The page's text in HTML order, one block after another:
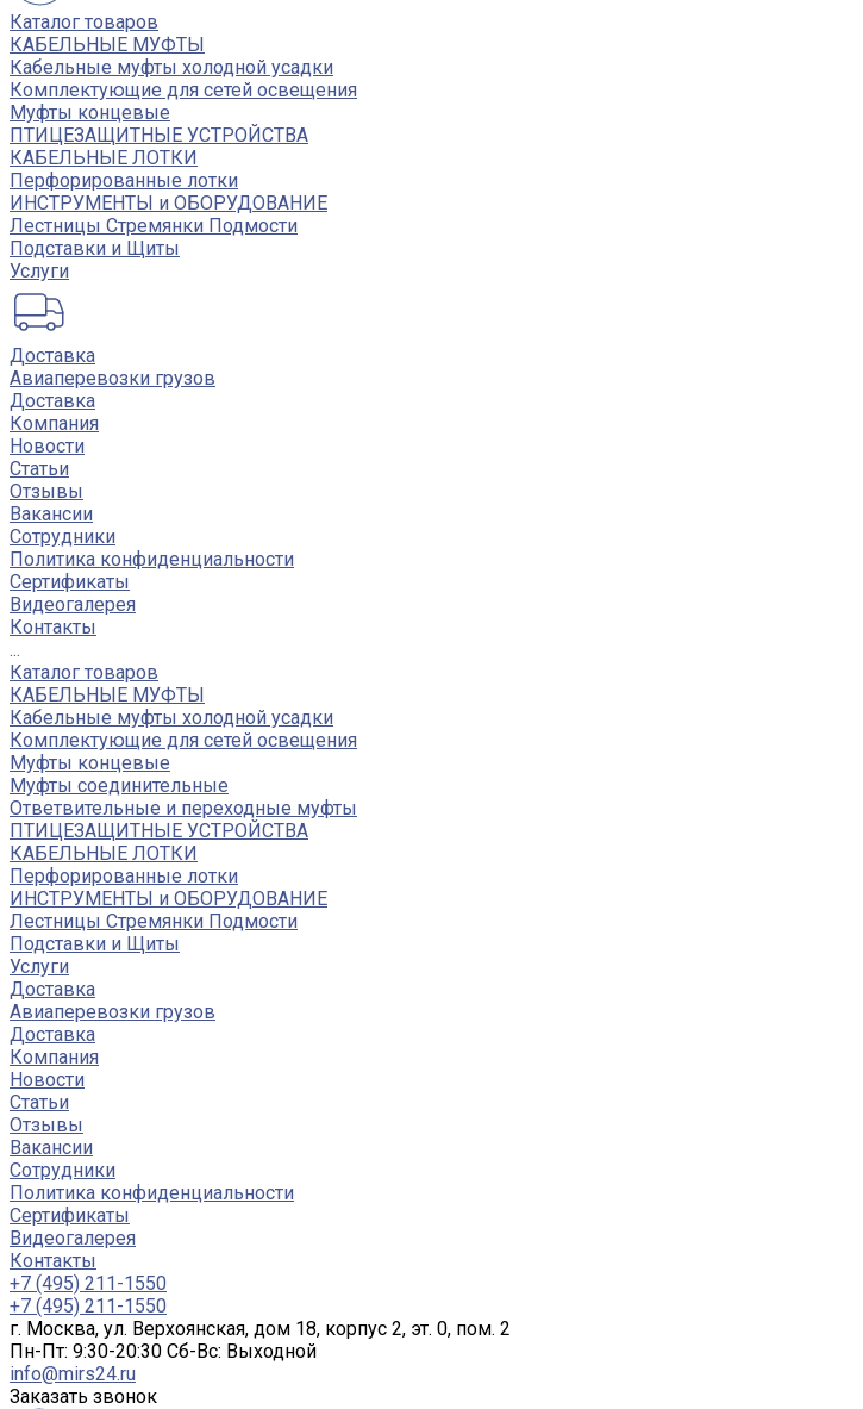
Каталог товаров
КАБЕЛЬНЫЕ МУФТЫ
Кабельные муфты холодной усадки
Комплектующие для сетей освещения
Муфты концевые
ПТИЦЕЗАЩИТНЫЕ УСТРОЙСТВА
КАБЕЛЬНЫЕ ЛОТКИ
Перфорированные лотки
ИНСТРУМЕНТЫ и ОБОРУДОВАНИЕ
Лестницы Стремянки Подмости
Подставки и Щиты
Услуги
Доставка
Авиаперевозки грузов
Доставка
Компания
Новости
Статьи
Отзывы
Вакансии
Сотрудники
Политика конфиденциальности
Сертификаты
Видеогалерея
Контакты
...
Каталог товаров
КАБЕЛЬНЫЕ МУФТЫ
Кабельные муфты холодной усадки
Комплектующие для сетей освещения
Муфты концевые
Муфты соединительные
Ответвительные и переходные муфты
ПТИЦЕЗАЩИТНЫЕ УСТРОЙСТВА
КАБЕЛЬНЫЕ ЛОТКИ
Перфорированные лотки
ИНСТРУМЕНТЫ и ОБОРУДОВАНИЕ
Лестницы Стремянки Подмости
Подставки и Щиты
Услуги
Доставка
Авиаперевозки грузов
Доставка
Компания
Новости
Статьи
Отзывы
Вакансии
Сотрудники
Политика конфиденциальности
Сертификаты
Видеогалерея
Контакты
+7 (495) 211-1550
+7 (495) 211-1550
г. Москва, ул. Верхоянская, дом 18, корпус 2, эт. 0, пом. 2
Пн-Пт: 9:30-20:30 Cб-Вс: Выходной
info@mirs24.ru
Заказать звонок